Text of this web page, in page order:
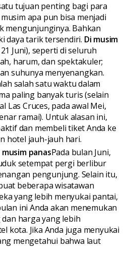
tujuan penting bagi para
apa pun bisa menjadi
mengunjunginya. Bahkan
daya tarik tersendiri. Di musim
Juni), seperti di seluruh
harum, dan spektakuler;
suhunya menyenangkan.
salah satu waktu dalam
paling banyak turis (selain
Las Cruces, pada awal Mei,
ramai). Untuk alasan ini,
dan membeli tiket Anda ke
hotel jauh-jauh hari.
panasPada bulan Juni,
setempat pergi berlibur
pengunjung. Selain itu,
beberapa wisatawan
yang lebih menyukai pantai,
ini Anda akan menemukan
harga yang lebih
kota. Jika Anda juga menyukai
mengetahui bahwa laut